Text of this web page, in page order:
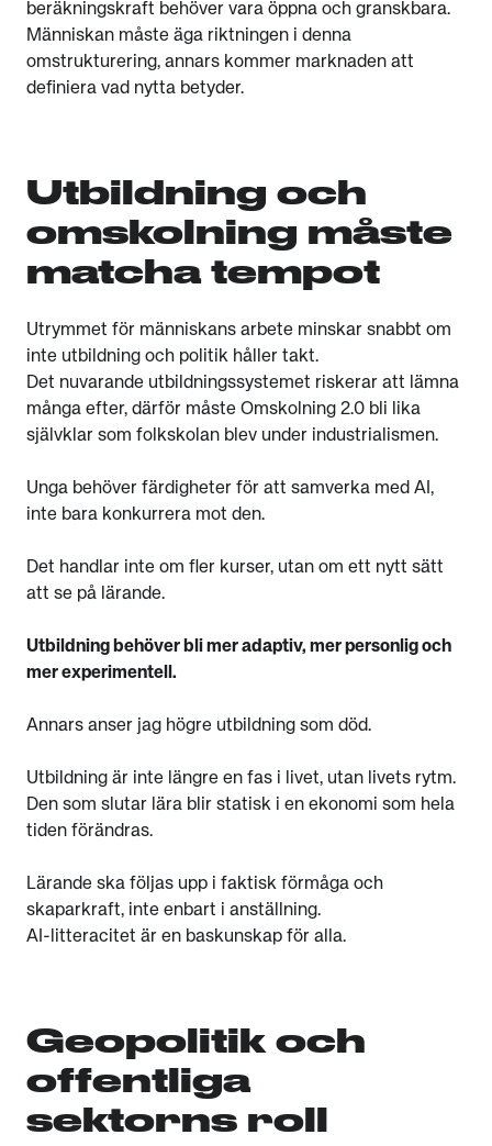
beräkningskraft behöver vara öppna och granskbara.
Människan måste äga riktningen i denna
omstrukturering, annars kommer marknaden att
definiera vad nytta betyder.
Utbildning och
omskolning måste
matcha tempot
Utrymmet för människans arbete minskar snabbt om
inte utbildning och politik håller takt.
Det nuvarande utbildningssystemet riskerar att lämna
många efter, därför måste Omskolning 2.0 bli lika
självklar som folkskolan blev under industrialismen.
Unga behöver färdigheter för att samverka med AI,
inte bara konkurrera mot den.
Det handlar inte om fler kurser, utan om ett nytt sätt
att se på lärande.
Utbildning behöver bli mer adaptiv, mer personlig och
mer experimentell.
Annars anser jag högre utbildning som död.
Utbildning är inte längre en fas i livet, utan livets rytm.
Den som slutar lära blir statisk i en ekonomi som hela
tiden förändras.
Lärande ska följas upp i faktisk förmåga och
skaparkraft, inte enbart i anställning.
AI-litteracitet är en baskunskap för alla.
Geopolitik och
offentliga
sektorns roll